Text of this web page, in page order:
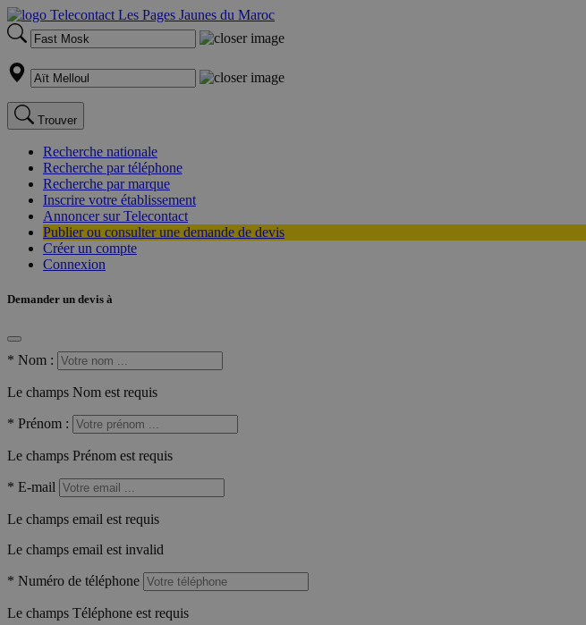
Trouver
Recherche nationale
Recherche par téléphone
Recherche par marque
Inscrire votre établissement
Annoncer sur Telecontact
Publier ou consulter une demande de devis
Créer un compte
Connexion
Demander un devis à
* Nom :
Le champs Nom est requis
* Prénom :
Le champs Prénom est requis
* E-mail
Le champs email est requis
Le champs email est invalid
* Numéro de téléphone
Le champs Téléphone est requis